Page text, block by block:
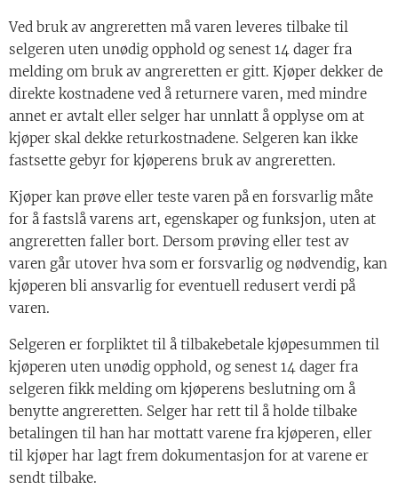
Ved bruk av angreretten må varen leveres tilbake til
selgeren uten unødig opphold og senest 14 dager fra
melding om bruk av angreretten er gitt. Kjøper dekker de
direkte kostnadene ved å returnere varen, med mindre
annet er avtalt eller selger har unnlatt å opplyse om at
kjøper skal dekke returkostnadene. Selgeren kan ikke
fastsette gebyr for kjøperens bruk av angreretten.
Kjøper kan prøve eller teste varen på en forsvarlig måte
for å fastslå varens art, egenskaper og funksjon, uten at
angreretten faller bort. Dersom prøving eller test av
varen går utover hva som er forsvarlig og nødvendig, kan
kjøperen bli ansvarlig for eventuell redusert verdi på
varen.
Selgeren er forpliktet til å tilbakebetale kjøpesummen til
kjøperen uten unødig opphold, og senest 14 dager fra
selgeren fikk melding om kjøperens beslutning om å
benytte angreretten. Selger har rett til å holde tilbake
betalingen til han har mottatt varene fra kjøperen, eller
til kjøper har lagt frem dokumentasjon for at varene er
sendt tilbake.